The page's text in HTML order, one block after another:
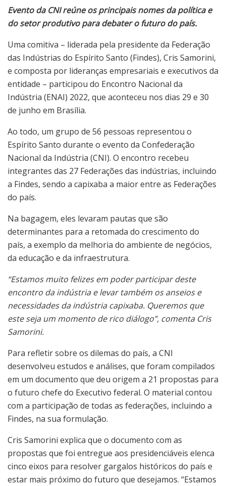
Evento da CNI reúne os principais nomes da política e
do setor produtivo para debater o futuro do país.
Uma comitiva – liderada pela presidente da Federação
das Indústrias do Espírito Santo (Findes), Cris Samorini,
e composta por lideranças empresariais e executivos da
entidade – participou do Encontro Nacional da
Indústria (ENAI) 2022, que aconteceu nos dias 29 e 30
de junho em Brasília.
Ao todo, um grupo de 56 pessoas representou o
Espírito Santo durante o evento da Confederação
Nacional da Indústria (CNI). O encontro recebeu
integrantes das 27 Federações das indústrias, incluindo
a Findes, sendo a capixaba a maior entre as Federações
do país.
Na bagagem, eles levaram pautas que são
determinantes para a retomada do crescimento do
país, a exemplo da melhoria do ambiente de negócios,
da educação e da infraestrutura.
“Estamos muito felizes em poder participar deste
encontro da indústria e levar também os anseios e
necessidades da indústria capixaba. Queremos que
este seja um momento de rico diálogo”, comenta Cris
Samorini.
Para refletir sobre os dilemas do país, a CNI
desenvolveu estudos e análises, que foram compilados
em um documento que deu origem a 21 propostas para
o futuro chefe do Executivo federal. O material contou
com a participação de todas as federações, incluindo a
Findes, na sua formulação.
Cris Samorini explica que o documento com as
propostas que foi entregue aos presidenciáveis elenca
cinco eixos para resolver gargalos históricos do país e
estar mais próximo do futuro que desejamos. “Estamos